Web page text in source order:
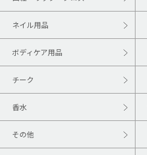
ネイル用品
ボディケア用品
チーク
香水
その他